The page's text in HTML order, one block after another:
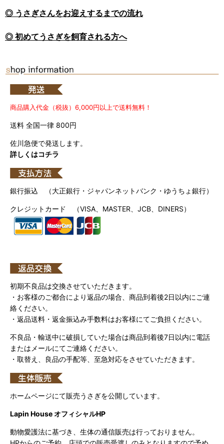
◎ うさぎさんをお迎えするまでの流れ
◎ 初めてうさぎを飼育される方へ
商品購入代金（税抜）6,000円以上で送料無料！
送料 全国一律 800円
佐川急便で発送します。
詳しくはコチラ
銀行振込 （大正銀行・ジャパンネットバンク・ゆうちょ銀行）
クレジットカード （VISA、MASTER、JCB、DINERS）
初期不良品は交換させていただきます。
・お客様のご都合により返品の場合、商品到着後2日以内にご連
絡ください。
・返品送料・返金振込み手数料はお客様にてご負担ください。
不良品・輸送中に破損していた場合は商品到着後7日以内に電話
またはメールにてご連絡ください。
・取替え、良品の手配等、至急対応をさせていただきます。
ホームページにて販売うさぎを公開しています。
Lapin House オフィシャルHP
動物愛護法に基づき、生体の通信販売は行っておりません。